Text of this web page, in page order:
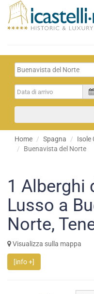
Home Spagna Isole
Buenavista del Norte
1 Alberghi
Lusso a
Norte,
Visualizza sulla mappa
[info +]